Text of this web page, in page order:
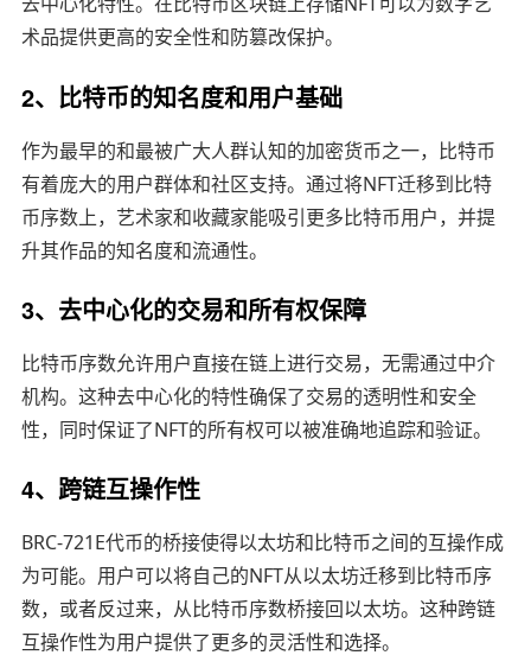
术品提供更高的安全性和防篡改保护。
2、比特币的知名度和用户基础
作为最早的和最被广大人群认知的加密货币之一，比特币
有着庞大的用户群体和社区支持。通过将NFT迁移到比特
币序数上，艺术家和收藏家能吸引更多比特币用户，并提
升其作品的知名度和流通性。
3、去中心化的交易和所有权保障
比特币序数允许用户直接在链上进行交易，无需通过中介
机构。这种去中心化的特性确保了交易的透明性和安全
性，同时保证了NFT的所有权可以被准确地追踪和验证。
4、跨链互操作性
BRC-721E代币的桥接使得以太坊和比特币之间的互操作成
为可能。用户可以将自己的NFT从以太坊迁移到比特币序
数，或者反过来，从比特币序数桥接回以太坊。这种跨链
互操作性为用户提供了更多的灵活性和选择。